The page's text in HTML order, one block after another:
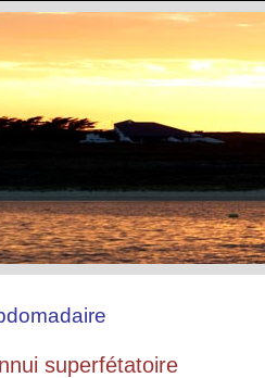
superfétatoire